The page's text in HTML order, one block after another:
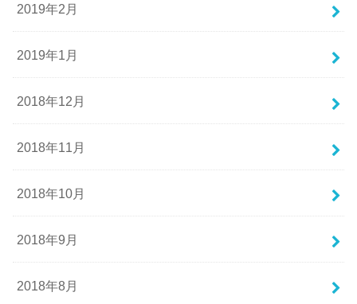
2019年2月
2019年1月
2018年12月
2018年11月
2018年10月
2018年9月
2018年8月